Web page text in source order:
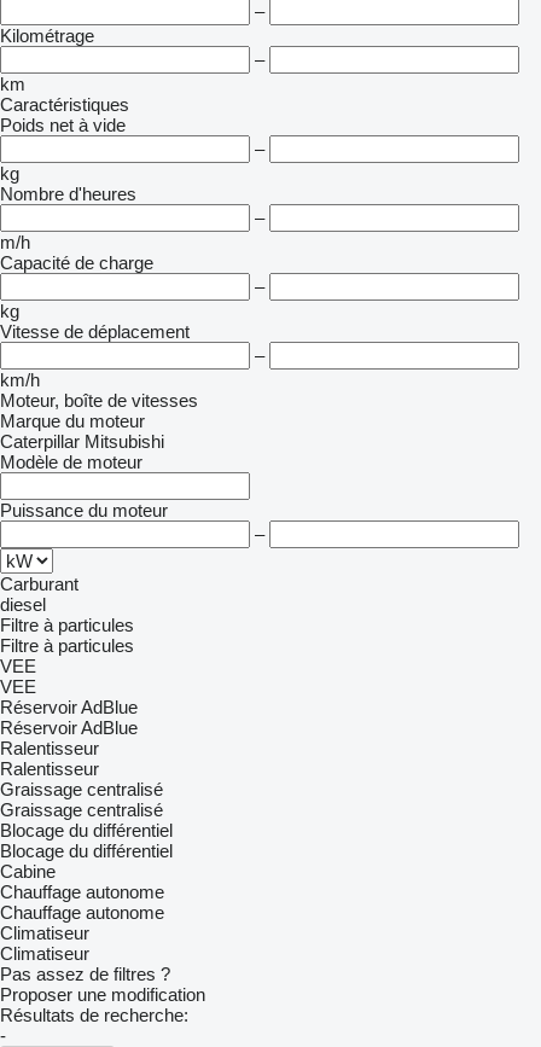
–
Kilométrage
–
km
Caractéristiques
Poids net à vide
–
kg
Nombre d'heures
–
m/h
Capacité de charge
–
kg
Vitesse de déplacement
–
km/h
Moteur, boîte de vitesses
Marque du moteur
Caterpillar Mitsubishi
Modèle de moteur
Puissance du moteur
–
Carburant
diesel
Filtre à particules
Filtre à particules
VEE
VEE
Réservoir AdBlue
Réservoir AdBlue
Ralentisseur
Ralentisseur
Graissage centralisé
Graissage centralisé
Blocage du différentiel
Blocage du différentiel
Cabine
Chauffage autonome
Chauffage autonome
Climatiseur
Climatiseur
Pas assez de filtres ?
Proposer une modification
Résultats de recherche:
-